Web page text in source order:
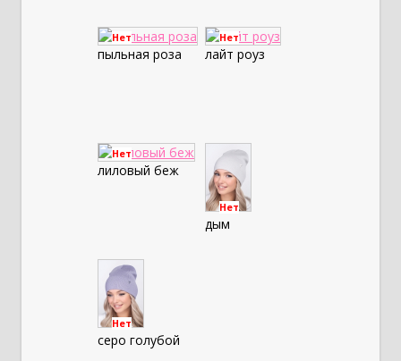
Нет
пыльная роза
Нет
лайт роуз
Нет
лиловый беж
Нет
дым
Нет
серо голубой